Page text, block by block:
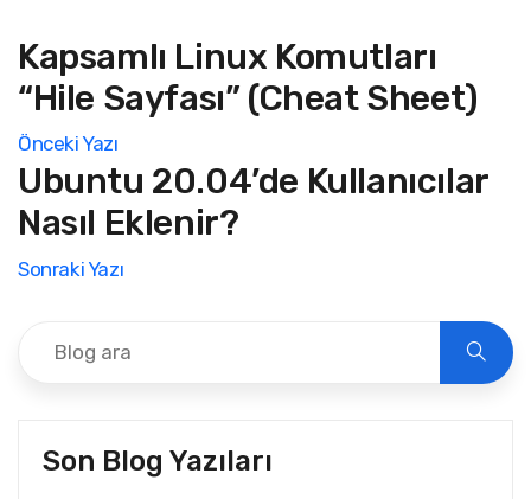
Kapsamlı Linux Komutları
“Hile Sayfası” (Cheat Sheet)
Önceki Yazı
Ubuntu 20.04’de Kullanıcılar
Nasıl Eklenir?
Sonraki Yazı
Son Blog Yazıları